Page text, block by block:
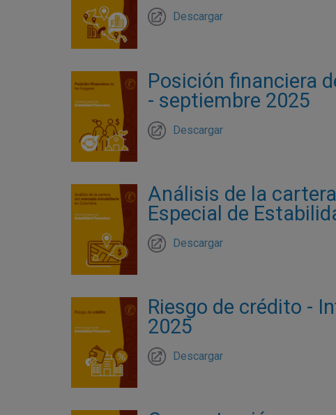
Descargar
Posición financiera
- septiembre 2025
Descargar
Análisis de la
Especial de
Descargar
Riesgo de crédito -
2025
Descargar